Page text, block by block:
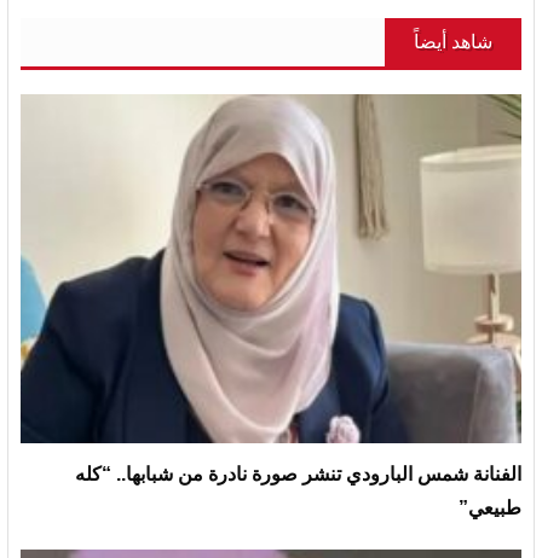
شاهد أيضاً
الفنانة شمس البارودي تنشر صورة نادرة من شبابها.. “كله
طبيعي”